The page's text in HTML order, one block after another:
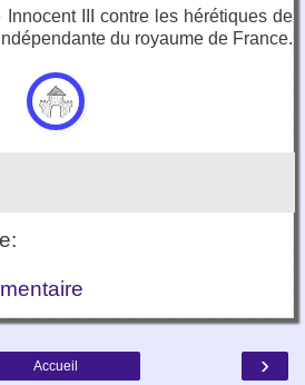
III contre les hérétiques de
du royaume de France.
›
Accueil